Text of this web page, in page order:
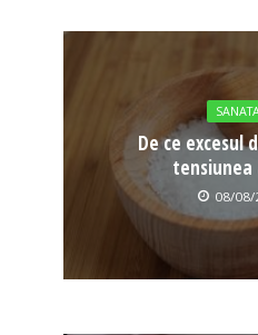
De ce excesul
08/08/